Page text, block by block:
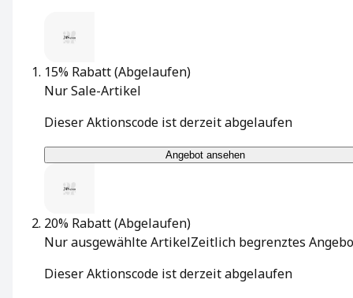
15% Rabatt(Abgelaufen)
Nur Sale-Artikel
Dieser Aktionscode ist derzeit abgelaufen
Angebot ansehen
20% Rabatt(Abgelaufen)
Nur ausgewählte ArtikelZeitlich begrenztes
Dieser Aktionscode ist derzeit abgelaufen